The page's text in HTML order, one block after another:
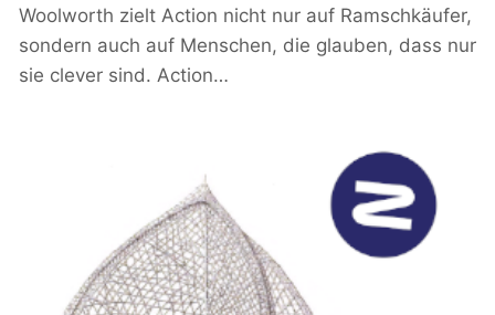
Woolworth zielt Action nicht nur auf Ramschkäufer,
sondern auch auf Menschen, die glauben, dass nur
sie clever sind. Action…